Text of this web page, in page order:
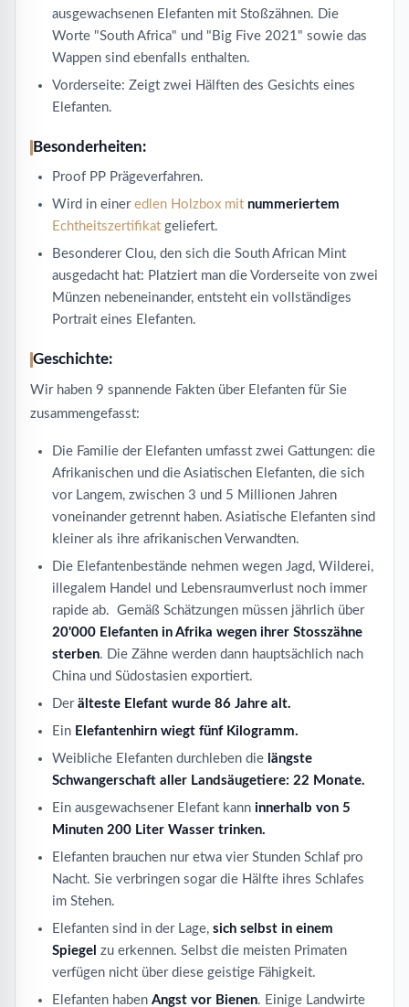
ausgewachsenen Elefanten mit Stoßzähnen. Die
Worte "South Africa" und "Big Five 2021" sowie das
Wappen sind ebenfalls enthalten.
Vorderseite: Zeigt zwei Hälften des Gesichts eines
Elefanten.
Besonderheiten:
Proof PP Prägeverfahren.
Wird in einer edlen Holzbox mit nummeriertem
Echtheitszertifikat geliefert.
Besonderer Clou, den sich die South African Mint
ausgedacht hat: Platziert man die Vorderseite von zwei
Münzen nebeneinander, entsteht ein vollständiges
Portrait eines Elefanten.
Geschichte:
Wir haben 9 spannende Fakten über Elefanten für Sie
zusammengefasst:
Die Familie der Elefanten umfasst zwei Gattungen: die
Afrikanischen und die Asiatischen Elefanten, die sich
vor Langem, zwischen 3 und 5 Millionen Jahren
voneinander getrennt haben. Asiatische Elefanten sind
kleiner als ihre afrikanischen Verwandten.
Die Elefantenbestände nehmen wegen Jagd, Wilderei,
illegalem Handel und Lebensraumverlust noch immer
rapide ab. Gemäß Schätzungen müssen jährlich über
20'000 Elefanten in Afrika wegen ihrer Stosszähne
sterben. Die Zähne werden dann hauptsächlich nach
China und Südostasien exportiert.
Der älteste Elefant wurde 86 Jahre alt.
Ein Elefantenhirn wiegt fünf Kilogramm.
Weibliche Elefanten durchleben die längste
Schwangerschaft aller Landsäugetiere: 22 Monate.
Ein ausgewachsener Elefant kann innerhalb von 5
Minuten 200 Liter Wasser trinken.
Elefanten brauchen nur etwa vier Stunden Schlaf pro
Nacht. Sie verbringen sogar die Hälfte ihres Schlafes
im Stehen.
Elefanten sind in der Lage, sich selbst in einem
Spiegel zu erkennen. Selbst die meisten Primaten
verfügen nicht über diese geistige Fähigkeit.
Elefanten haben Angst vor Bienen. Einige Landwirte